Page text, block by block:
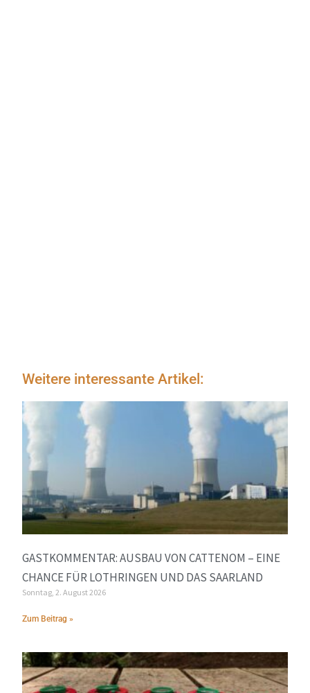
Weitere interessante Artikel:
GASTKOMMENTAR: AUSBAU VON CATTENOM – EINE
CHANCE FÜR LOTHRINGEN UND DAS SAARLAND
Sonntag, 2. August 2026
Zum Beitrag »